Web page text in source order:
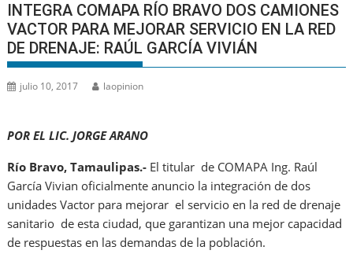
INTEGRA COMAPA RÍO BRAVO DOS CAMIONES
VACTOR PARA MEJORAR SERVICIO EN LA RED
DE DRENAJE: RAÚL GARCÍA VIVIÁN
julio 10, 2017 laopinion
POR EL LIC. JORGE ARANO
Río Bravo, Tamaulipas.- El titular de COMAPA Ing. Raúl
García Vivian oficialmente anuncio la integración de dos
unidades Vactor para mejorar el servicio en la red de drenaje
sanitario de esta ciudad, que garantizan una mejor capacidad
de respuestas en las demandas de la población.